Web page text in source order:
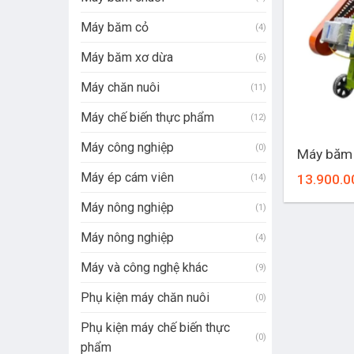
Máy băm cỏ (4)
Máy băm xơ dừa (6)
Máy chăn nuôi (11)
Máy chế biến thực phẩm (12)
Máy công nghiệp (0)
Máy ép cám viên (14)
Máy nông nghiệp (1)
Máy nông nghiệp (4)
Máy và công nghệ khác (9)
Phụ kiện máy chăn nuôi (0)
Phụ kiện máy chế biến thực
phẩm
(0)
Máy